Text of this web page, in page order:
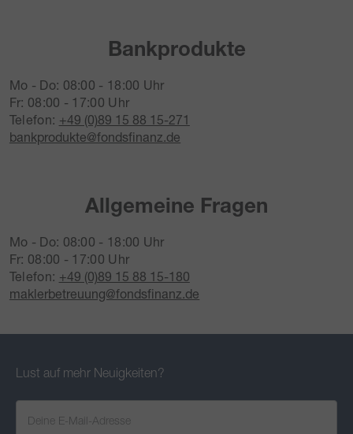
Bankprodukte
Mo - Do: 08:00 - 18:00 Uhr
Fr: 08:00 - 17:00 Uhr
Telefon: +49 (0)89 15 88 15-271
bankprodukte@fondsfinanz.de
Allgemeine Fragen
Mo - Do: 08:00 - 18:00 Uhr
Fr: 08:00 - 17:00 Uhr
Telefon: +49 (0)89 15 88 15-180
maklerbetreuung@fondsfinanz.de
Lust auf mehr Neuigkeiten?